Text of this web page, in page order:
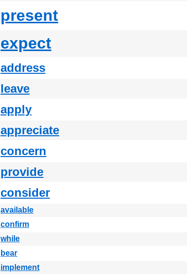
present
expect
address
leave
apply
appreciate
concern
provide
consider
available
confirm
while
bear
implement